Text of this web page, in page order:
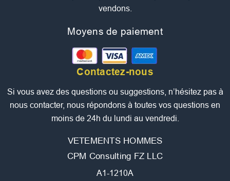
vendons.
Moyens de paiement
Contactez-nous
Si vous avez des questions ou suggestions, n’hésitez pas à
nous contacter, nous répondons à toutes vos questions en
moins de 24h du lundi au vendredi.
VETEMENTS HOMMES
CPM Consulting FZ LLC
A1-1210A